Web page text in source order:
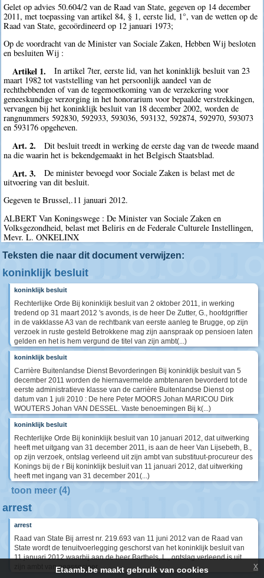
Gelet op advies 50.604/2 van de Raad van State, gegeven op 14 december
2011, met toepassing van artikel 84, § 1, eerste lid, 1°, van de wetten op de
Raad van State, gecoördineerd op 12 januari 1973;
Op de voordracht van de Minister van Sociale Zaken, Hebben Wij besloten
en besluiten Wij :
Artikel 1.
In artikel 7ter, eerste lid, van het koninklijk besluit van 23
maart 1982 tot vaststelling van het persoonlijk aandeel van de
rechthebbenden of van de tegemoetkoming van de verzekering voor
geneeskundige verzorging in het honorarium voor bepaalde verstrekkingen,
vervangen bij het koninklijk besluit van 18 december 2002, worden de
rangnummers 592830, 592933, 593036, 593132, 592874, 592970, 593073
en 593176 opgeheven.
Art. 2.
Dit besluit treedt in werking de eerste dag van de tweede maand
na die waarin het is bekendgemaakt in het Belgisch Staatsblad.
Art. 3.
De minister bevoegd voor Sociale Zaken is belast met de
uitvoering van dit besluit.
Gegeven te Brussel,.11 januari 2012.
ALBERT Van Koningswege : De Minister van Sociale Zaken en
Volksgezondheid, belast met Beliris en de Federale Culturele Instellingen,
Mevr. L. ONKELINX
Teksten die naar dit document verwijzen:
koninklijk besluit
koninklijk besluit
Rechterlijke Orde Bij koninklijk besluit van 2 oktober 2011, in werking
tredend op 31 maart 2012 's avonds, is de heer De Zutter, G., hoofdgriffier
in de vakklasse A3 van de rechtbank van eerste aanleg te Brugge, op zijn
verzoek in ruste gesteld Betrokkene mag zijn aanspraak op pensioen laten
gelden en het is hem vergund de titel van zijn ambt(...)
koninklijk besluit
Carrière Buitenlandse Dienst Bevorderingen Bij koninklijk besluit van 5
december 2011 worden de hiernavermelde ambtenaren bevorderd tot de
eerste administratieve klasse van de carrière Buitenlandse Dienst op
datum van 1 juli 2010 : De here Peter MOORS Johan MARICOU Dirk
WOUTERS Johan VAN DESSEL. Vaste benoemingen Bij k(...)
koninklijk besluit
Rechterlijke Orde Bij koninklijk besluit van 10 januari 2012, dat uitwerking
heeft met uitgang van 31 december 2011, is aan de heer Van Lijsebeth, B.,
op zijn verzoek, ontslag verleend uit zijn ambt van substituut-procureur des
Konings bij de r Bij koninklijk besluit van 11 januari 2012, dat uitwerking
heeft met ingang van 31 december 201(...)
toon meer (4)
arrest
arrest
Raad van State Bij arrest nr. 219.693 van 11 juni 2012 van de Raad van
State wordt de tenuitvoerlegging geschorst van het koninklijk besluit van
11 januari 2012 waarbij aan de heer Barthels, L., ontslag verleend is uit
zijn ambt van geassocieer
Etaamb.be maakt gebruik van cookies x